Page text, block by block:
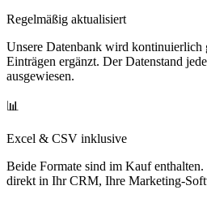
Regelmäßig aktualisiert
Unsere Datenbank wird kontinuierlich
Einträgen ergänzt. Der Datenstand
ausgewiesen.
📊
Excel & CSV inklusive
Beide Formate sind im Kauf
direkt in Ihr CRM, Ihre Marketing-